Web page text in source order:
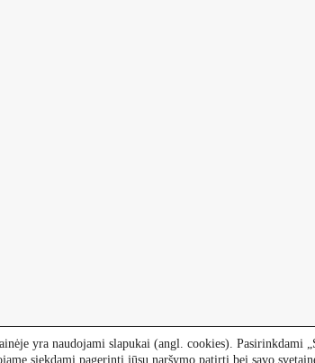
yra naudojami slapukai (angl. cookies). Pasirinkdami
siekdami pagerinti jūsų naršymo patirtį bei savo